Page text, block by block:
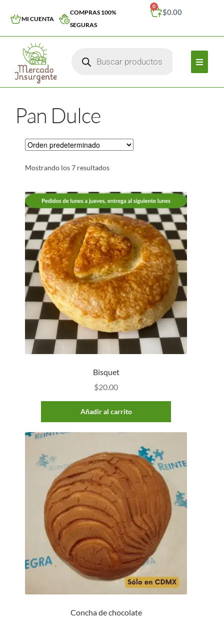
MI CUENTA
COMPRAS 100%
SEGURAS
$0.00
0
Pan Dulce
Mostrando los 7 resultados
Bisquet
$20.00
Añadir al carrito
Concha de chocolate